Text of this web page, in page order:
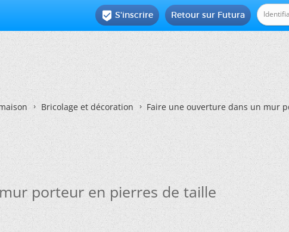
Retour sur Futura
 S'inscrire
Bricolage et décoration Faire une ouverture dans un mur
porteur en pierres de taille